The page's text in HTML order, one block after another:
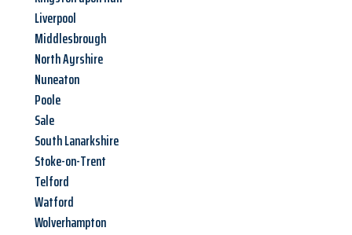
Liverpool
Middlesbrough
North Ayrshire
Nuneaton
Poole
Sale
South Lanarkshire
Stoke-on-Trent
Telford
Watford
Wolverhampton